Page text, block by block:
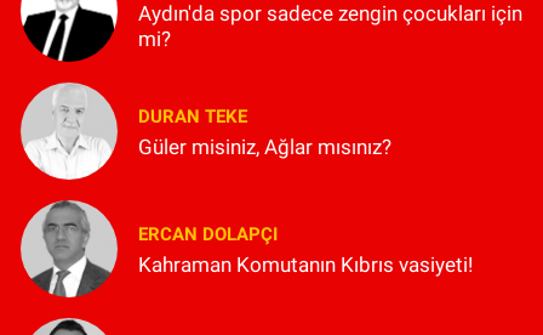
Aydın'da spor sadece zengin çocukları için
mi?
DURAN TEKE
Güler misiniz, Ağlar mısınız?
ERCAN DOLAPÇI
Kahraman Komutanın Kıbrıs vasiyeti!